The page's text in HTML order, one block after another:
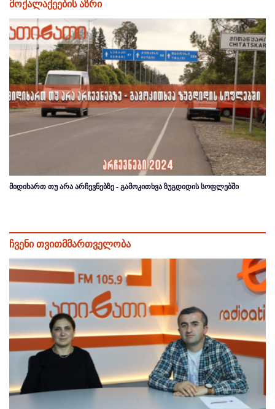
მოქალაქეების აზრი
მიდიხართ თუ არა არჩევნებზე - გამოკითხვა ზუგდიდის სოფლებში
ჩვენი თვითმმართველობა